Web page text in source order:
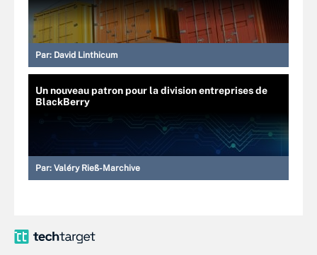
Par: David Linthicum
Un nouveau patron pour la division entreprises de
BlackBerry
Par: Valéry Rieß-Marchive